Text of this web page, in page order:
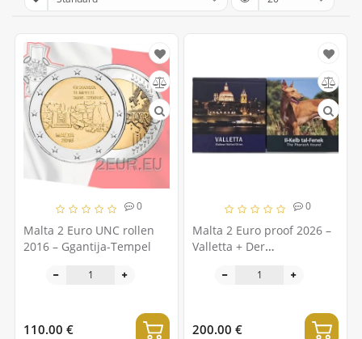
0
Malta 2 Euro UNC rollen
2016 – Ggantija-Tempel
110.00 €
0
Malta 2 Euro proof 2026 –
Valletta + Der
200.00 €